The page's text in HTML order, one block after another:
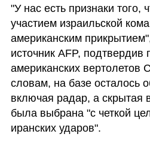
"У нас есть признаки того,
участием израильской
американским
источник AFP, подтвердив
американских вертолетов
словам, на базе осталось
включая радар, а скрытая
была выбрана "с четкой
иранских ударов".